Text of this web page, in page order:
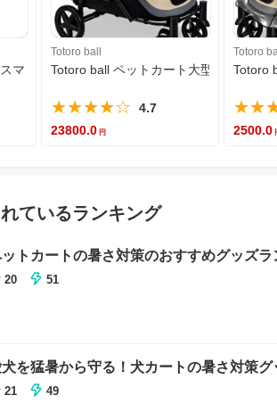
マット EG プラス ミリミリオプション 犬猫
Totoro ball
Totoro ball ペットカート大型犬 用カー
★★★★☆
4.7
23800.0
Totoro
Totoro
2500.0
ているランキング
トカートの暑さ対策のおすすめグッズラ
20 51
を猛暑から守る！犬カートの暑さ対策
21 49